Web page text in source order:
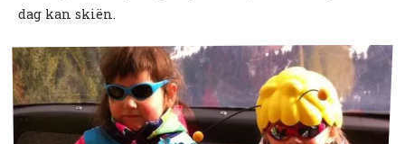
dag kan skiën.